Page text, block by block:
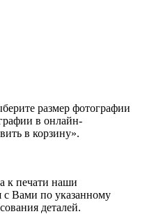
размер фотографии
в онлайн-
в корзину».
к печати наши
с Вами по указанному
деталей.